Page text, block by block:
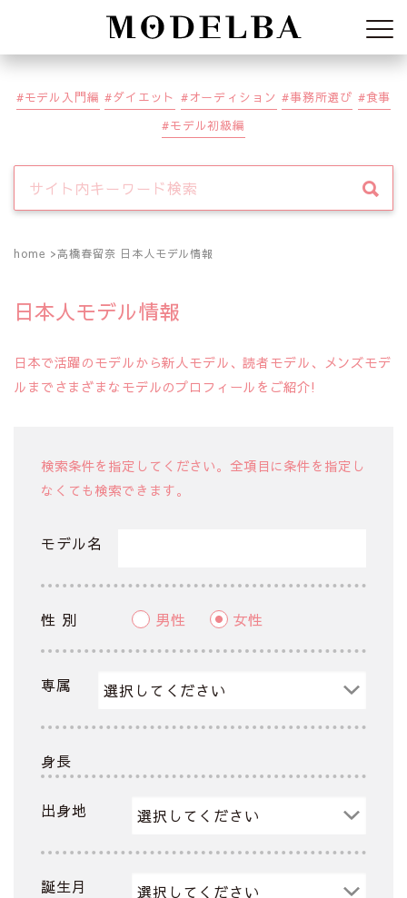
Modelba
モデル入門編 ダイエット オーディション 事務所選び
食事
モデル初級編
home 高橋春留奈 日本人モデル情報
日本人モデル情報
日本で活躍のモデルから新人モデル、読者モデル、メンズモデ
ルまでさまざまなモデルのプロフィールをご紹介!
検索条件を指定してください。全項目に条件を指定し
なくても検索できます。
モデル名
性 別 男性 女性
専属
身長
出身地
誕生月